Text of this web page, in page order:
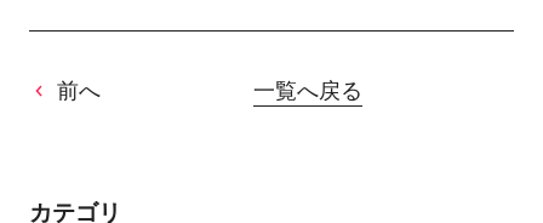
前へ 一覧へ戻る
カテゴリ